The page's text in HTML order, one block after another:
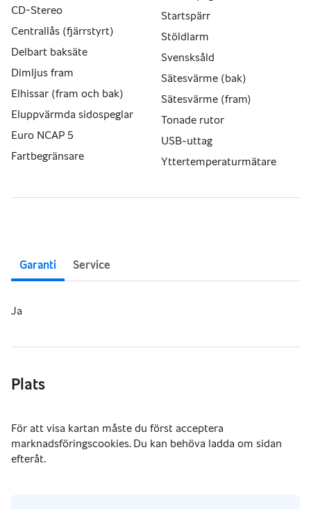
CD-Stereo
Centrallås (fjärrstyrt)
Delbart baksäte
Dimljus fram
Elhissar (fram och bak)
Eluppvärmda sidospeglar
Euro NCAP 5
Fartbegränsare
Startspärr
Stöldlarm
Svensksåld
Sätesvärme (bak)
Sätesvärme (fram)
Tonade rutor
USB-uttag
Yttertemperaturmätare
Garanti Service
Ja
Plats